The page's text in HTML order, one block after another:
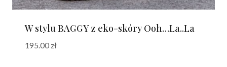
W stylu BAGGY z eko-skóry Ooh…La..La
195.00 zł